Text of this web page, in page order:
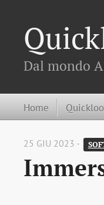
Dal mondo
Home
25 GIU 2023 -